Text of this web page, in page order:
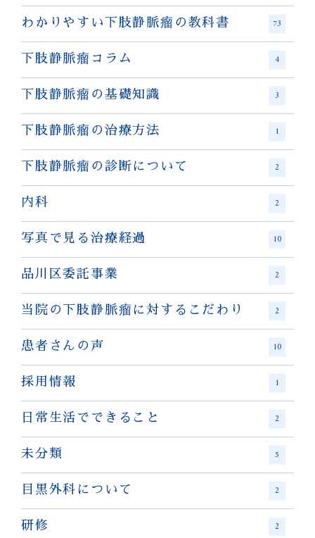
わかりやすい下肢静脈瘤の教科書 73
下肢静脈瘤コラム 4
下肢静脈瘤の基礎知識 3
下肢静脈瘤の治療方法 1
下肢静脈瘤の診断について 2
内科 2
写真で見る治療経過 10
品川区委託事業 2
当院の下肢静脈瘤に対するこだわり 2
患者さんの声 10
採用情報 1
日常生活でできること 2
未分類 5
目黒外科について 2
研修 2